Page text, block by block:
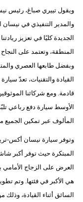
ويقول تييري صباغ، رئيس
الجديدة كليًا في تعزيز
المنطقة، وتعتمد على
وبفضل طابعها العصري
قادمة. ومع شركائنا
الأوسط سيارة دفع رباعي
المألوف عبر تمكين الجميع
المبتكرة حيث توفر أكبر
هي الأكبر في فئتها. وتم
السائق أثناء القيادة، وذلك